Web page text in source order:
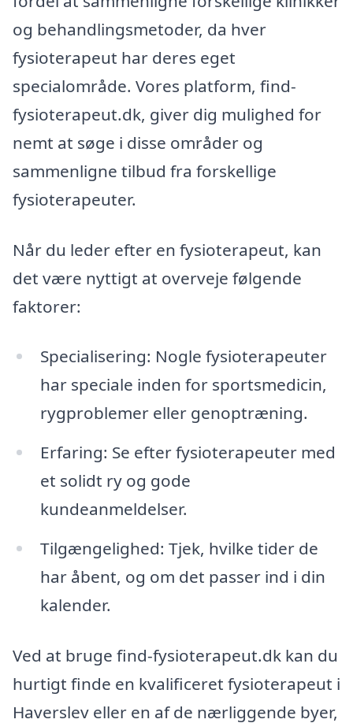
og behandlingsmetoder, da hver
fysioterapeut har deres eget
specialområde. Vores platform, find-
fysioterapeut.dk, giver dig mulighed for
nemt at søge i disse områder og
sammenligne tilbud fra forskellige
fysioterapeuter.
Når du leder efter en fysioterapeut, kan
det være nyttigt at overveje følgende
faktorer:
Specialisering: Nogle fysioterapeuter
har speciale inden for sportsmedicin,
rygproblemer eller genoptræning.
Erfaring: Se efter fysioterapeuter med
et solidt ry og gode
kundeanmeldelser.
Tilgængelighed: Tjek, hvilke tider de
har åbent, og om det passer ind i din
kalender.
Ved at bruge find-fysioterapeut.dk kan du
hurtigt finde en kvalificeret fysioterapeut i
Haverslev eller en af de nærliggende byer,